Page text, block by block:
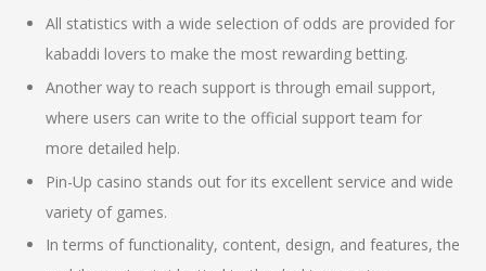
All statistics with a wide selection of odds are provided for
kabaddi lovers to make the most rewarding betting.
Another way to reach support is through email support,
where users can write to the official support team for
more detailed help.
Pin-Up casino stands out for its excellent service and wide
variety of games.
In terms of functionality, content, design, and features, the